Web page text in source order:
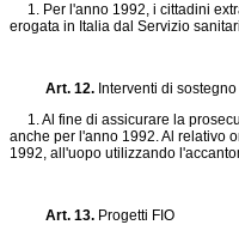
1. Per l'anno 1992, i cittadini
erogata in Italia dal Servizio
Art. 12. Interventi di
1. Al fine di assicurare la
anche per l'anno 1992. Al relativo
1992, all'uopo utilizzando
Art. 13. Progetti FIO